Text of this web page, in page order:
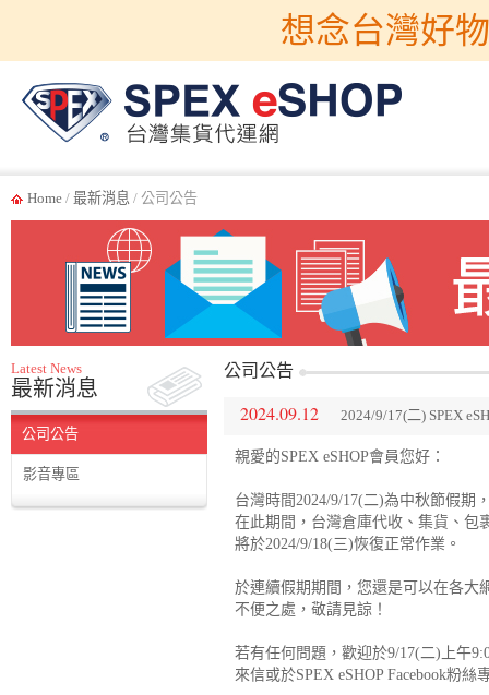
想念台灣好
Home / 最新消息 / 公司公告
Latest News
最新消息
公司公告
影音專區
公司公告
2024.09.12 2024/9/17(二) SPEX
親愛的SPEX eSHOP會員您好：
台灣時間2024/9/17(二)為中秋節假期
在此期間，台灣倉庫代收、集貨、包
將於2024/9/18(三)恢復正常作業。
於連續假期期間，您還是可以在各大
不便之處，敬請見諒！
若有任何問題，歡迎於9/17(二)上午
來信或於SPEX eSHOP Facebook粉